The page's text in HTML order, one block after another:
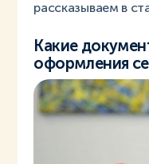
рассказываем в
Какие
оформления